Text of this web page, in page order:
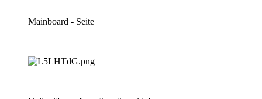
Mainboard - Seite